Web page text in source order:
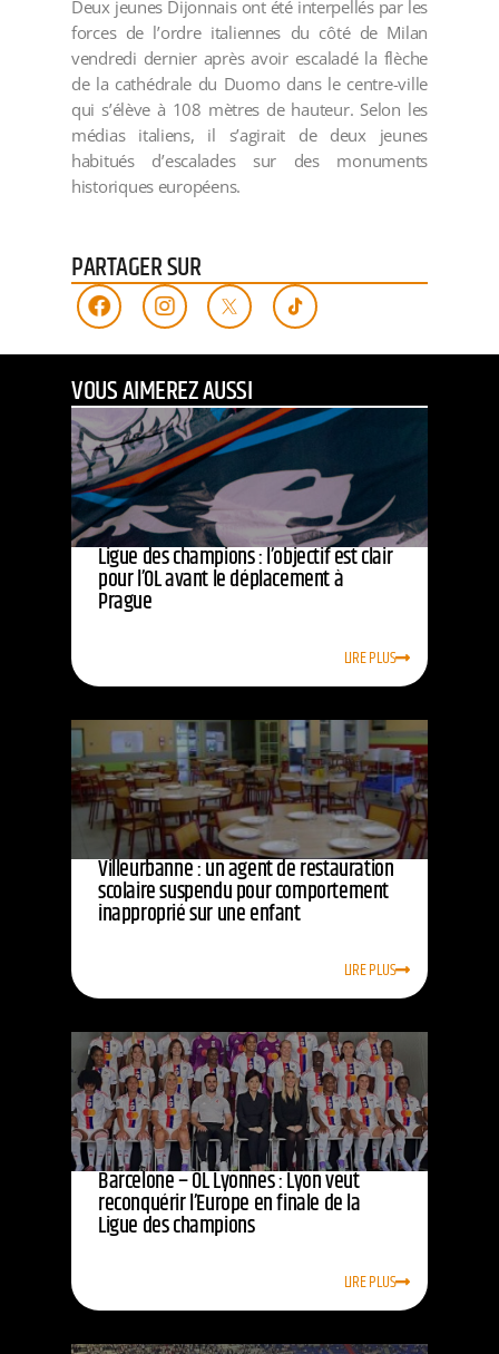
Deux jeunes Dijonnais ont été interpellés par les
forces de l’ordre italiennes du côté de Milan
vendredi dernier après avoir escaladé la flèche
de la cathédrale du Duomo dans le centre-ville
qui s’élève à 108 mètres de hauteur. Selon les
médias italiens, il s’agirait de deux jeunes
habitués d’escalades sur des monuments
historiques européens.
PARTAGER SUR
VOUS AIMEREZ AUSSI
Ligue des champions : l’objectif est clair
pour l’OL avant le déplacement à
Prague
LIRE PLUS
Villeurbanne : un agent de restauration
scolaire suspendu pour comportement
inapproprié sur une enfant
LIRE PLUS
Barcelone – OL Lyonnes : Lyon veut
reconquérir l’Europe en finale de la
Ligue des champions
LIRE PLUS